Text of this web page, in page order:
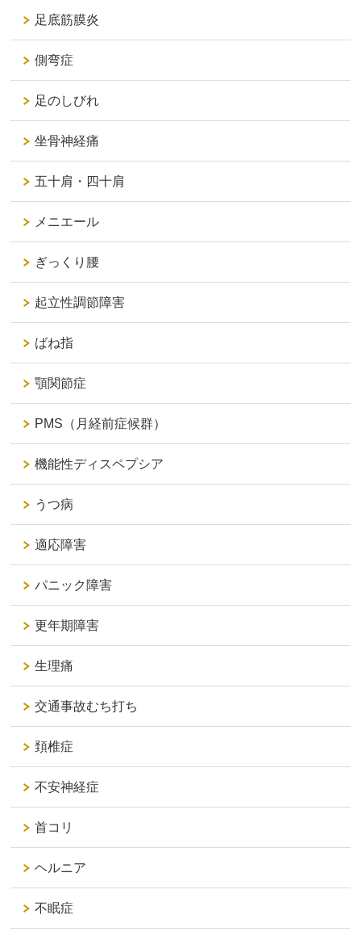
足底筋膜炎
側弯症
足のしびれ
坐骨神経痛
五十肩・四十肩
メニエール
ぎっくり腰
起立性調節障害
ばね指
顎関節症
PMS（月経前症候群）
機能性ディスペプシア
うつ病
適応障害
パニック障害
更年期障害
生理痛
交通事故むち打ち
頚椎症
不安神経症
首コリ
ヘルニア
不眠症